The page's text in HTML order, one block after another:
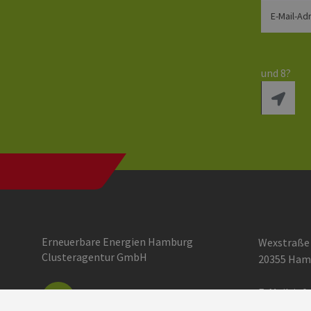
E-Mail-
und 8?
Erneuerbare Energien Hamburg
Clusteragentur GmbH
Wexstraße
20355
E-Mail: